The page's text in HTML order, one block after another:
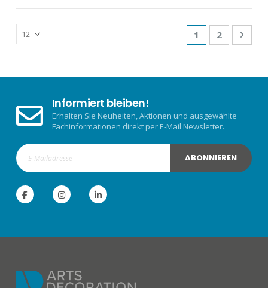
Seite
Sie lesen
1 Seite
2 Seite
Informiert bleiben!
Erhalten Sie Neuheiten, Aktionen und ausgewählte
Fachinformationen direkt per E-Mail Newsletter.
ABONNIEREN